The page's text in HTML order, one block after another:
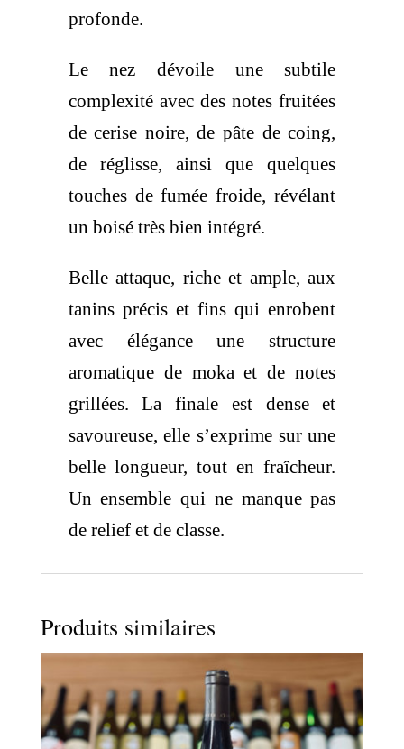
profonde.
Le nez dévoile une subtile
complexité avec des notes fruitées
de cerise noire, de pâte de coing,
de réglisse, ainsi que quelques
touches de fumée froide, révélant
un boisé très bien intégré.
Belle attaque, riche et ample, aux
tanins précis et fins qui enrobent
avec élégance une structure
aromatique de moka et de notes
grillées. La finale est dense et
savoureuse, elle s’exprime sur une
belle longueur, tout en fraîcheur.
Un ensemble qui ne manque pas
de relief et de classe.
Produits similaires